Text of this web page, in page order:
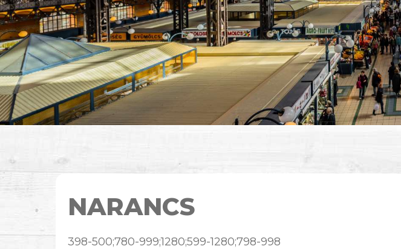
NARANCS
398-500;780-999;1280;599-1280;798-998